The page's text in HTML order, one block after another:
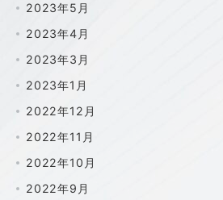
2023年5月
2023年4月
2023年3月
2023年1月
2022年12月
2022年11月
2022年10月
2022年9月